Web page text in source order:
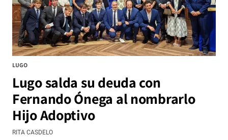
LUGO
Lugo salda su deuda con
Fernando Ónega al nombrarlo
Hijo Adoptivo
RITA CASDELO